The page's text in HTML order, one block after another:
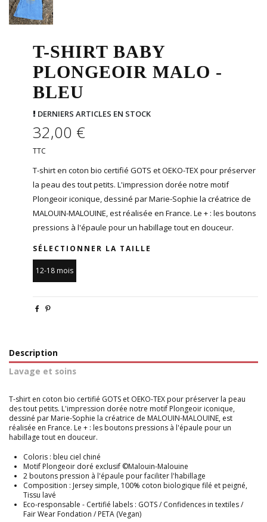
T-SHIRT BABY
PLONGEOIR MALO -
BLEU
DERNIERS ARTICLES EN STOCK
32,00 €
TTC
T-shirt en coton bio certifié GOTS et OEKO-TEX pour préserver
la peau des tout petits. L'impression dorée notre motif
Plongeoir iconique, dessiné par Marie-Sophie la créatrice de
MALOUIN-MALOUINE, est réalisée en France. Le + : les boutons
pressions à l'épaule pour un habillage tout en douceur.
SÉLECTIONNER LA TAILLE
12-18 mois
Description
Lavage et soins
T-shirt en coton bio certifié GOTS et OEKO-TEX pour préserver la peau
des tout petits. L'impression dorée notre motif Plongeoir iconique,
dessiné par Marie-Sophie la créatrice de MALOUIN-MALOUINE, est
réalisée en France. Le + : les boutons pressions à l'épaule pour un
habillage tout en douceur.
Coloris : bleu ciel chiné
Motif Plongeoir doré exclusif ©Malouin-Malouine
2 boutons pression à l'épaule pour faciliter l'habillage
Composition : Jersey simple, 100% coton biologique filé et peigné,
Tissu lavé
Eco-responsable - Certifié labels : GOTS / Confidences in textiles /
Fair Wear Fondation / PETA (Vegan)